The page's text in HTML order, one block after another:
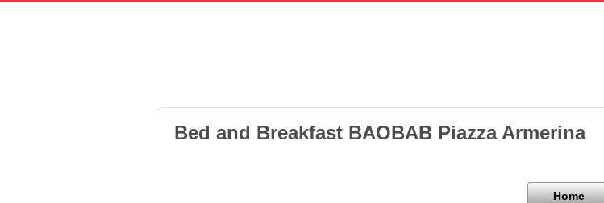
Bed and Breakfast BAOBAB Piazza Armerina
Home